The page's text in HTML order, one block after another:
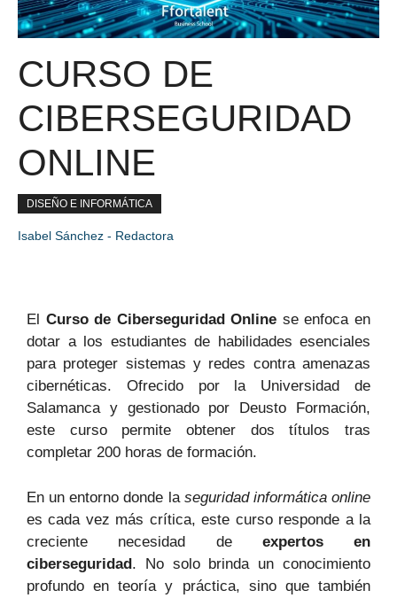
CURSO DE
CIBERSEGURIDAD
ONLINE
DISEÑO E INFORMÁTICA
Isabel Sánchez - Redactora
El Curso de Ciberseguridad Online se enfoca en
dotar a los estudiantes de habilidades esenciales
para proteger sistemas y redes contra amenazas
cibernéticas. Ofrecido por la Universidad de
Salamanca y gestionado por Deusto Formación,
este curso permite obtener dos títulos tras
completar 200 horas de formación.
En un entorno donde la seguridad informática online
es cada vez más crítica, este curso responde a la
creciente necesidad de expertos en
ciberseguridad. No solo brinda un conocimiento
profundo en teoría y práctica, sino que también